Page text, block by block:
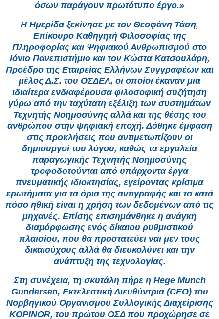
όσων παράγουν πρωτότυπο έργο.»
Η Ημερίδα ξεκίνησε με τον Θεοφάνη Τάση,
Επίκουρο Καθηγητή Φιλοσοφίας της
Πληροφορίας και Ψηφιακού Ανθρωπισμού στο
Ιόνιο Πανεπιστήμιο και τον Κώστα Κατσουλάρη,
Προέδρο της Εταιρείας Ελλήνων Συγγραφέων και
μέλος Δ.Σ. του ΟΣΔΕΛ, οι οποίοι έκαναν μια
ιδιαίτερα ενδιαφέρουσα φιλοσοφική συζήτηση
γύρω από την ταχύτατη εξέλιξη των συστημάτων
Τεχνητής Νοημοσύνης αλλά και της θέσης του
ανθρώπου στην ψηφιακή εποχή. Δόθηκε έμφαση
στις προκλήσεις που αντιμετωπίζουν οι
δημιουργοί του λόγου, καθώς τα εργαλεία
παραγωγικής Τεχνητής Νοημοσύνης
τροφοδοτούνται από υπάρχοντα έργα
πνευματικής ιδιοκτησίας, εγείροντας κρίσιμα
ερωτήματα για τα όρια της αντιγραφής και το κατά
πόσο ηθική είναι η χρήση των δεδομένων από τις
μηχανές. Επίσης επισημάνθηκε η ανάγκη
διαμόρφωσης ενός δίκαιου ρυθμιστικού
πλαισίου, που θα προστατεύει ναι μεν τους
δικαιούχους αλλά θα διευκολύνει και την
ανάπτυξη της τεχνολογίας.
Στη συνέχεια, τη σκυτάλη πήρε η Hege Munch
Gundersen, Εκτελεστική Διευθύντρια (CEO) του
Νορβηγικού Οργανισμού Συλλογικής Διαχείρισης
KOPINOR, του πρώτου ΟΣΔ που προχώρησε σε